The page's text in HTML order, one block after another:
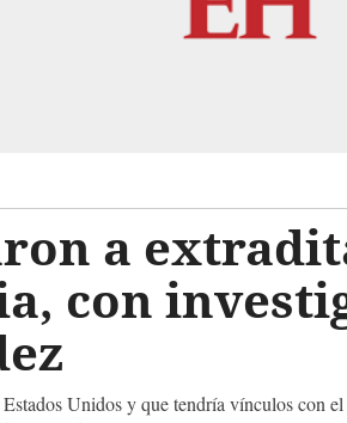
a
con
Unidos y que tendría vínculos con